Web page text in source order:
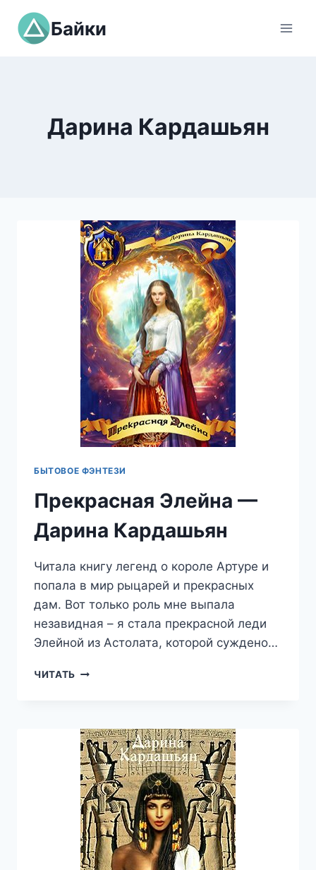
Перейти
содержимому
Байки
Дарина Кардашьян
БЫТОВОЕ ФЭНТЕЗИ
Прекрасная Элейна —
Дарина Кардашьян
Читала книгу легенд о короле Артуре и
попала в мир рыцарей и прекрасных
дам. Вот только роль мне выпала
незавидная – я стала прекрасной леди
Элейной из Астолата, которой суждено…
ЧИТАТЬ ПРЕКРАСНАЯ
КАРДАШЬЯН